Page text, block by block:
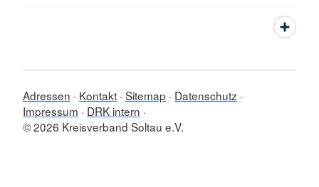
Adressen Kontakt Sitemap
Datenschutz
Impressum
DRK intern
© 2026 Kreisverband Soltau e.V.